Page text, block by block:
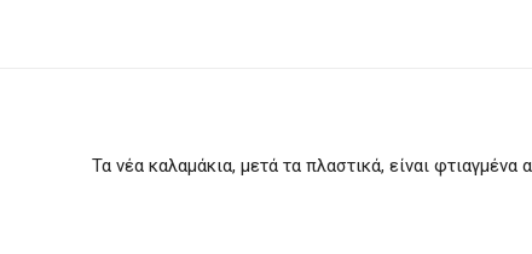
Τα νέα καλαμάκια, μετά τα πλαστικά, είναι φτιαγμένα